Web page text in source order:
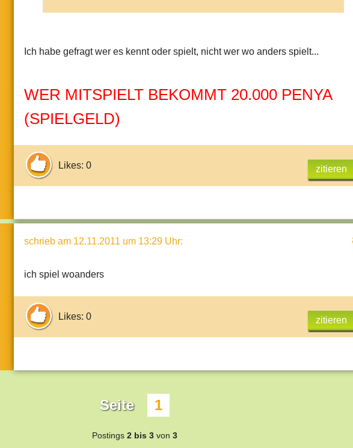
Ich habe gefragt wer es kennt oder spielt, nicht wer wo anders spielt...
WER MITSPIELT BEKOMMT 20.000 PENYA
(SPIELGELD)
Likes: 0 zitieren
schrieb am 12.11.2011 um 13:29 Uhr:
ich spiel woanders
Likes: 0 zitieren
Seite 1
Postings 2 bis 3 von 3